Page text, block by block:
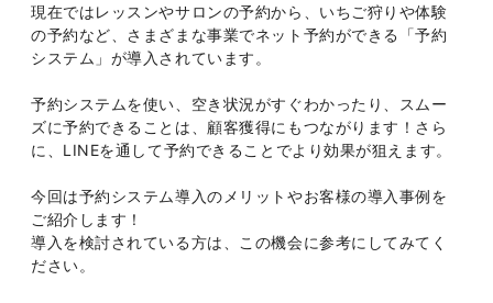
現在ではレッスンやサロンの予約から、いちご狩りや体験
の予約など、さまざまな事業でネット予約ができる「予約
システム」が導入されています。
予約システムを使い、空き状況がすぐわかったり、スムー
ズに予約できることは、顧客獲得にもつながります！さら
に、LINEを通して予約できることでより効果が狙えます。
今回は予約システム導入のメリットやお客様の導入事例を
ご紹介します！
導入を検討されている方は、この機会に参考にしてみてく
ださい。